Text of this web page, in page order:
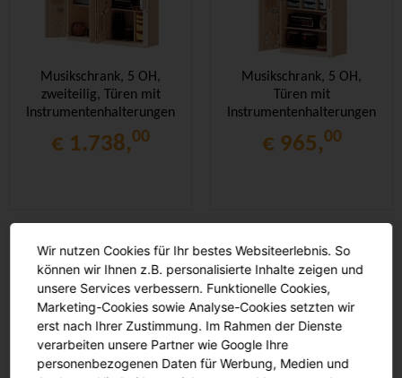
Musikschrank, 5 OH,
zweiteilig, Türen mit
Instrumentenhalterungen,
mit 3 Boxen, B/H/T
209,x190x60cm
€ 1.738,00
Musikschrank, 5 OH,
Türen mit
Instrumentenhalterungen,
mit 9 Boxen, B/H/T
104,5x190x60cm
€ 965,00
Wir nutzen Cookies für Ihr bestes Websiteerlebnis. So
können wir Ihnen z.B. personalisierte Inhalte zeigen und
unsere Services verbessern. Funktionelle Cookies,
Marketing-Cookies sowie Analyse-Cookies setzten wir
erst nach Ihrer Zustimmung. Im Rahmen der Dienste
verarbeiten unsere Partner wie Google Ihre
personenbezogenen Daten für Werbung, Medien und